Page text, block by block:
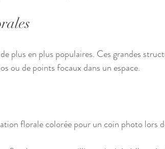
plus en plus populaires. Ces grandes
ou de points focaux dans un espace.
florale colorée pour un coin photo lors